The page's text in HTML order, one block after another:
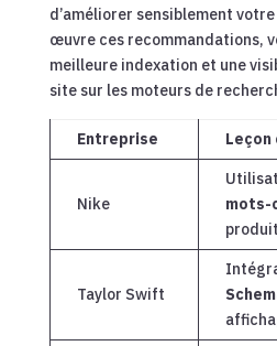
d’améliorer sensiblement
œuvre ces recommandations,
meilleure indexation et une
site sur les moteurs de
Entreprise Leçon
Nike
mots-
Taylor Swift